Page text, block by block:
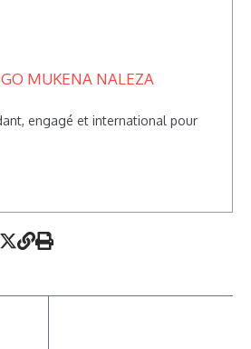
MUKENA NALEZA
engagé et international pour